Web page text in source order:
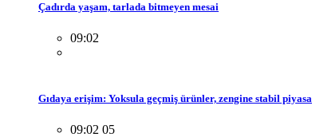
Çadırda yaşam, tarlada bitmeyen mesai
09:02
Gıdaya erişim: Yoksula geçmiş ürünler, zengine stabil piyasa
09:02 05